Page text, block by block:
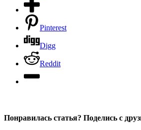
Pinterest
Digg
Reddit
Понравилась статья? Поделись с